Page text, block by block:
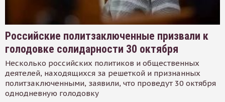
Российские политзаключенные призвали к
голодовке солидарности 30 октября
Несколько российских политиков и общественных
деятелей, находящихся за решеткой и признанных
политзаключенными, заявили, что проведут 30 октября
однодневную голодовку